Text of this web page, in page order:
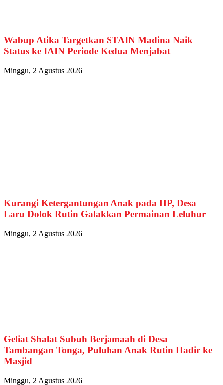
Wabup Atika Targetkan STAIN Madina Naik
Status ke IAIN Periode Kedua Menjabat
Minggu, 2 Agustus 2026
Kurangi Ketergantungan Anak pada HP, Desa
Laru Dolok Rutin Galakkan Permainan Leluhur
Minggu, 2 Agustus 2026
Geliat Shalat Subuh Berjamaah di Desa
Tambangan Tonga, Puluhan Anak Rutin Hadir ke
Masjid
Minggu, 2 Agustus 2026